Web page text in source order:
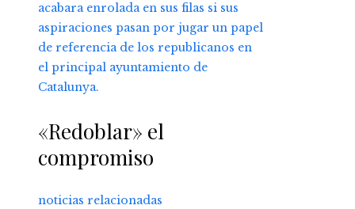
acabara enrolada en sus filas si sus
aspiraciones pasan por jugar un papel
de referencia de los republicanos en
el principal ayuntamiento de
Catalunya.
«Redoblar» el
compromiso
noticias relacionadas